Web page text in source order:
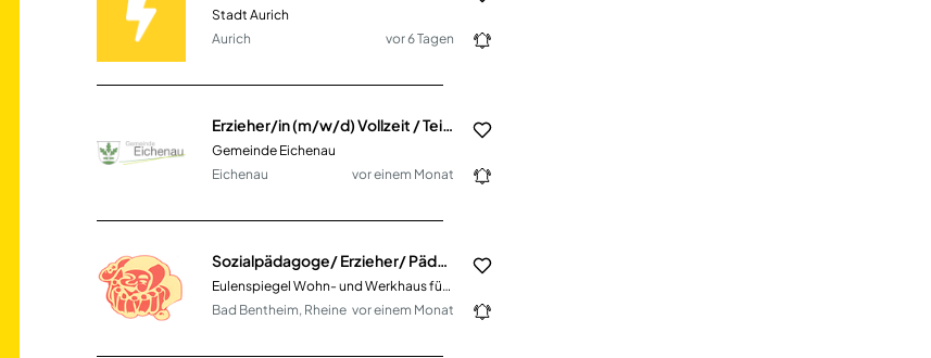
Stadt Aurich
Aurich
vor 6 Tagen
Erzieher/in (m/w/d) Vollzeit / Teilzeit
Gemeinde Eichenau
Eichenau
vor einem Monat
Sozialpädagoge/ Erzieher/ Pädagogische Fachkraft (m/w/d)
Eulenspiegel Wohn- und Werkhaus für Kinder und Jugendliche e.V.
Bad Bentheim, Rheine vor einem Monat